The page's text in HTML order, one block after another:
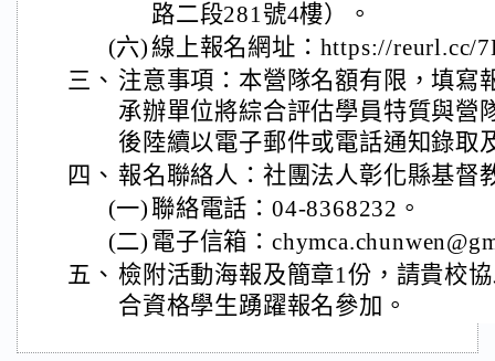
路二段281號4樓）。
(六)線上報名網址：https://reurl.cc/
三、 注意事項：本營隊名額有限，填寫
承辦單位將綜合評估學員特質與營
後陸續以電子郵件或電話通知錄取
四、 報名聯絡人：社團法人彰化縣基督
(一) 聯絡電話：04-8368232。
(二) 電子信箱：
五、 檢附活動海報及簡章1份，請貴校
合資格學生踴躍報名參加。